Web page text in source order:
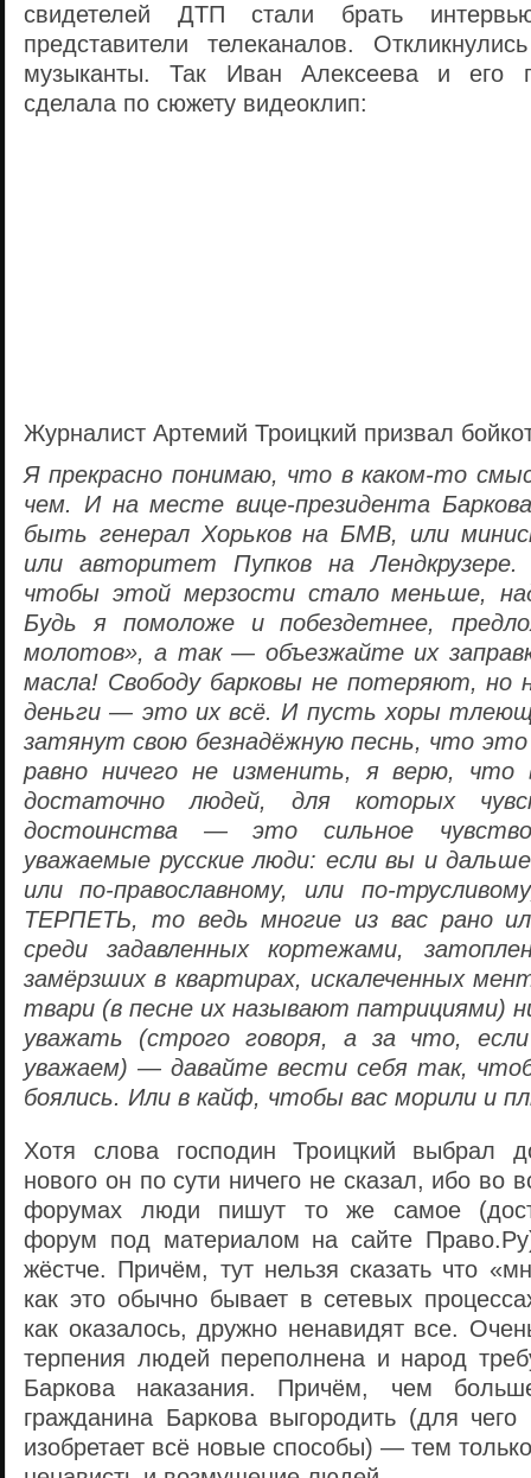
свидетелей ДТП стали брать
представители телеканалов.
музыканты. Так Иван Алексеева и его
сделала по сюжету видеоклип:
Журналист Артемий Троицкий призвал
Я прекрасно понимаю, что в каком-то
чем. И на месте вице-президента
быть генерал Хорьков на БМВ, или
или авторитет Пупков на
чтобы этой мерзости стало меньше,
Будь я помоложе и побездетнее,
молотов», а так — объезжайте их
масла! Свободу барковы не потеряют, но
деньги — это их всё. И пусть хоры
затянут свою безнадёжную песнь, что
равно ничего не изменить, я верю, что
достаточно людей, для которых
достоинства — это сильное
уважаемые русские люди: если вы и
или по-православному, или по-
ТЕРПЕТЬ, то ведь многие из вас рано
среди задавленных кортежами,
замёрзших в квартирах, искалеченных
твари (в песне их называют патрициями)
уважать (строго говоря, а за что,
уважаем) — давайте вести себя так,
боялись. Или в кайф, чтобы вас морили и
Хотя слова господин Троицкий выбрал
нового он по сути ничего не сказал, ибо во
форумах люди пишут то же самое
форум под материалом на сайте
жёстче. Причём, тут нельзя сказать что
как это обычно бывает в сетевых
как оказалось, дружно ненавидят все.
терпения людей переполнена и народ
Баркова наказания. Причём, чем
гражданина Баркова выгородить (для
изобретает всё новые способы) — тем